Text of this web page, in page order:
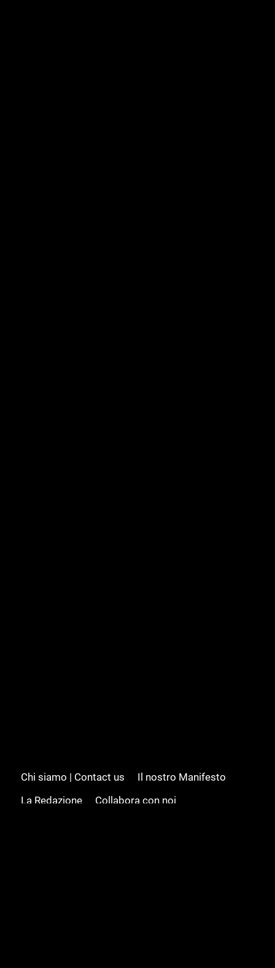
Chi siamo | Contact us
Il nostro Manifesto
La Redazione
Collabora con noi